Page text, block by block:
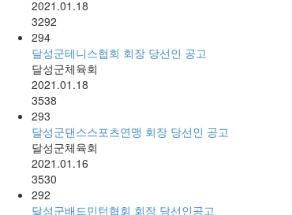
2021.01.18
3292
294
달성군테니스협회 회장 당선인 공고
달성군체육회
2021.01.18
3538
293
달성군댄스스포츠연맹 회장 당선인 공고
달성군체육회
2021.01.16
3530
292
달성군배드민턴협회 회장 당선인공고